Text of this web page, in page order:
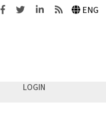
FacebookTwitterLinkedinFeeds ENG
LOGIN